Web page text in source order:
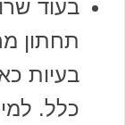
בעוד
תחתון
בעיות
כלל.